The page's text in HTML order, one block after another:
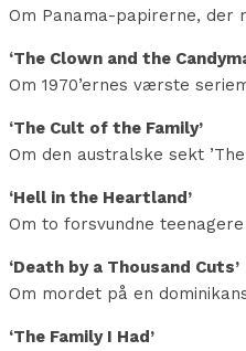
Om Panama-papirerne, der
‘The Clown and the
Om 1970’ernes værste
‘The Cult of the Family’
Om den australske sekt ’The
‘Hell in the Heartland’
Om to forsvundne
‘Death by a Thousand Cuts’
Om mordet på en
‘The Family I Had’